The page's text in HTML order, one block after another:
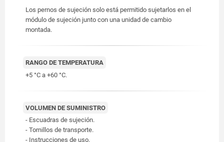
Los pernos de sujeción solo está permitido sujetarlos en el
módulo de sujeción junto con una unidad de cambio
montada.
RANGO DE TEMPERATURA
+5 °C a +60 °C.
VOLUMEN DE SUMINISTRO
- Escuadras de sujeción.
- Tornillos de transporte.
- Instrucciones de uso.